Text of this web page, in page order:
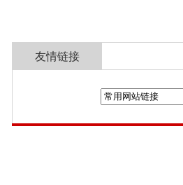
友情链接